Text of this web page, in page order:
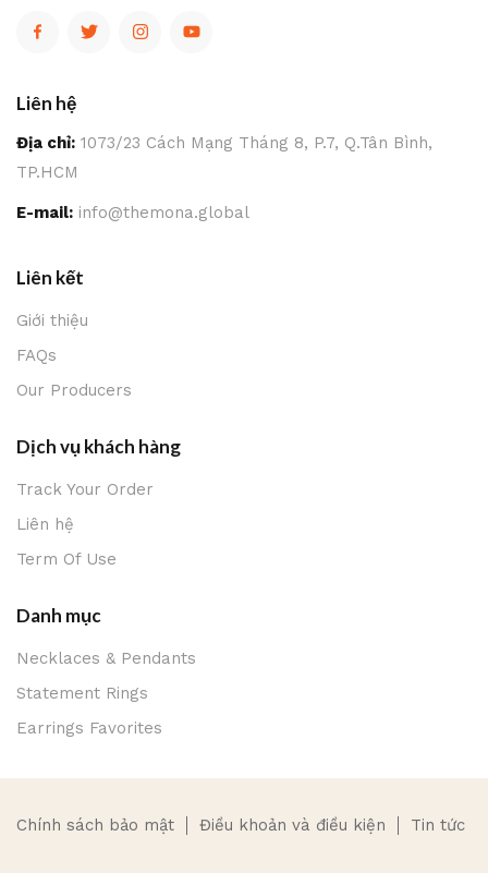
Liên hệ
Địa chỉ: 1073/23 Cách Mạng Tháng 8, P.7, Q.Tân Bình,
TP.HCM
E-mail: info@themona.global
Liên kết
Giới thiệu
FAQs
Our Producers
Dịch vụ khách hàng
Track Your Order
Liên hệ
Term Of Use
Danh mục
Necklaces & Pendants
Statement Rings
Earrings Favorites
Chính sách bảo mật Điều khoản và điều kiện Tin tức